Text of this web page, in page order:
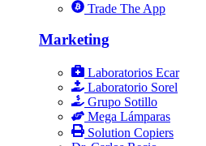
Trade The App
Marketing
Laboratorios Ecar
Laboratorio Sorel
Grupo Sotillo
Mega Lámparas
Solution Copiers